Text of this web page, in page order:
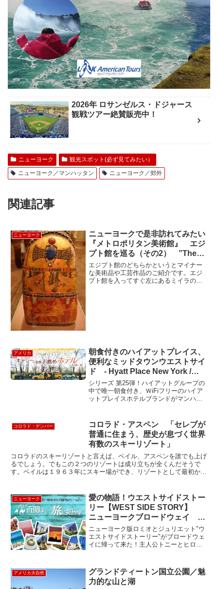
2026年 ロサンゼルス・ドジャース
観戦ツアー絶賛販売中！
ニューヨーク
観光スポット(必ず見てみたい）
ニューヨーク／マンハッタン
ニューヨーク／郊外
関連記事
ニューヨーク
ニューヨークで是非訪れてみたい
『メトロポリタン美術館』 エジ
プト館を巡る（その2） ”The
Metropolitan Museum of Art”
エジプト館のどちらかというとマイナー
な美術品や工芸作品のご紹介です。エジ
プト館を入ってすぐ左にあるミイラの棺
アメリカ
朝食付きのハイアットプレイス、
便利なミッドタウンウエストサイ
ド - Hyatt Place New York /
Midtown-South
シリーズ 第25弾！ハイアットグループの
中で唯一朝食付き、ＷiFiフリーのハイア
ットプレイスホテルブランドがマンハッ
介！！ 世界中に展開し...
コロラド・デンバー
コロラド・アスペン 「セレブが
普通に住まう、歴史が息づく世界
有数のスキーリゾート」
コロラドのスキーリゾートと言えば、ベイル、アスペンを誰でも上げ
るでしょう。でもこの２つのリゾートは成り立ちが全くんだそうで
す。ベイルは１９６３年にスキー場ができ、リゾートとして最初から
ニューヨーク
愛の物語！ウエストサイドストー
リー【WEST SIDE STORY】
ニューヨークブロードウェイ ミ
ュージカル
ニューヨーク版ロミオとジュリエット"ウ
エストサイドストーリー"がブロードウェ
イに帰って来た！主人公トニーとヒロイ
あの有名なシェイクスピア戯曲”ロミオと
ジュリエット”をベ...
アメリカ大自然
グランドティートン国立公園／魅
力的な山と湖